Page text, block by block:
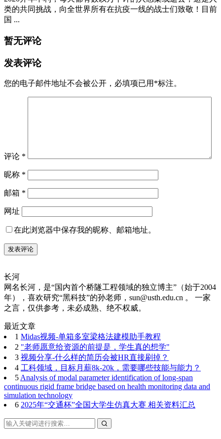
类的共同挑战，向全世界所有在抗疫一线的战士们致敬！目前
国 ...
暂无评论
发表评论
您的电子邮件地址不会被公开， 必填项已用 *标注。
评论 *
昵称 *
邮箱 *
网址
在此浏览器中保存我的昵称、邮箱地址。
长河
网名长河，是“国内首个桥隧工程领域的独立博主”（始于2004
年），喜欢研究“黑科技”的孙老师，sun@usth.edu.cn 。 一家
之言，仅供参考，未必成熟、绝不权威。
最近文章
1 Midas视频-单箱多室梁格法建模助手教程
2 "老师愿意给资源的前提是，学生真的想学"
3 视频分享-什么样的简历会被HR直接刷掉？
4 工科领域，目标月薪8k-20k，需要哪些技能与能力？
5 Analysis of modal parameter identification of long-span
continuous rigid frame bridge based on health monitoring data and
simulation technology
6 2025年“交通杯”全国大学生仿真大赛 相关资料汇总